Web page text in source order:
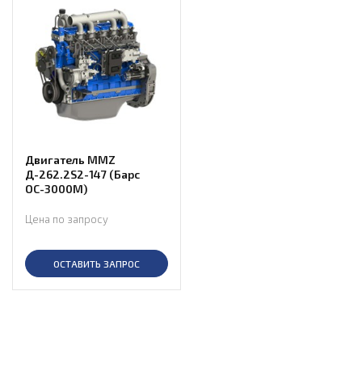
Двигатель MMZ
Д-262.2S2-147 (Барс
ОС-3000М)
Цена по запросу
ОСТАВИТЬ ЗАПРОС